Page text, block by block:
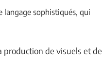
langage sophistiqués, qui
production de visuels et de